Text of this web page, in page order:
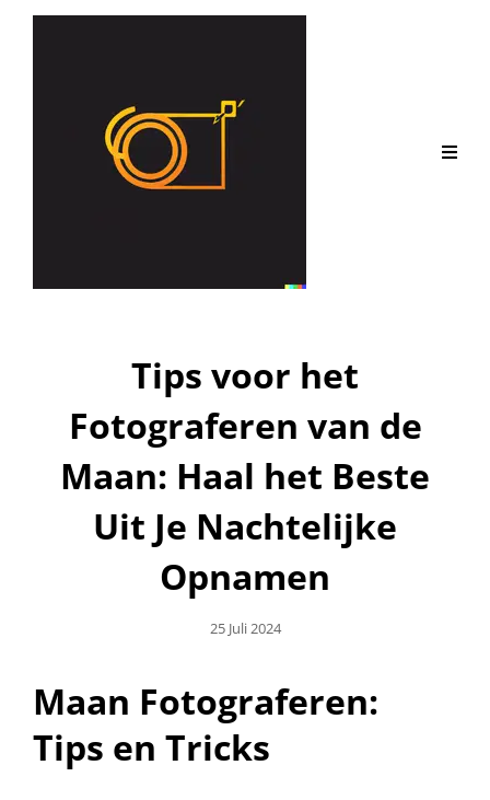
Tips voor het
Fotograferen van de
Maan: Haal het Beste
Uit Je Nachtelijke
Opnamen
Geplaatst
25 Juli 2024
Maan Fotograferen:
Tips en Tricks